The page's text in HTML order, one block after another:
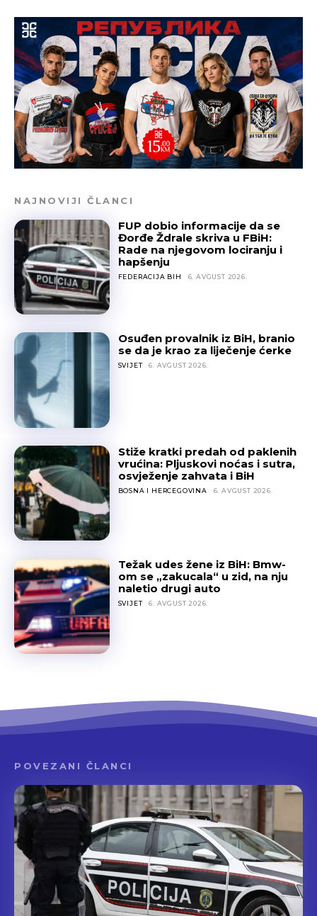
NAJNOVIJI ČLANCI
FUP dobio informacije da se
Đorđe Ždrale skriva u FBiH:
Rade na njegovom lociranju i
hapšenju
FEDERACIJA BIH 6. AVGUST 2026.
Osuđen provalnik iz BiH, branio
se da je krao za liječenje ćerke
SVIJET 6. AVGUST 2026.
Stiže kratki predah od paklenih
vrućina: Pljuskovi noćas i sutra,
osvježenje zahvata i BiH
BOSNA I HERCEGOVINA 6. AVGUST 2026.
Težak udes žene iz BiH: Bmw-
om se „zakucala“ u zid, na nju
naletio drugi auto
SVIJET 6. AVGUST 2026.
POVEZANI ČLANCI